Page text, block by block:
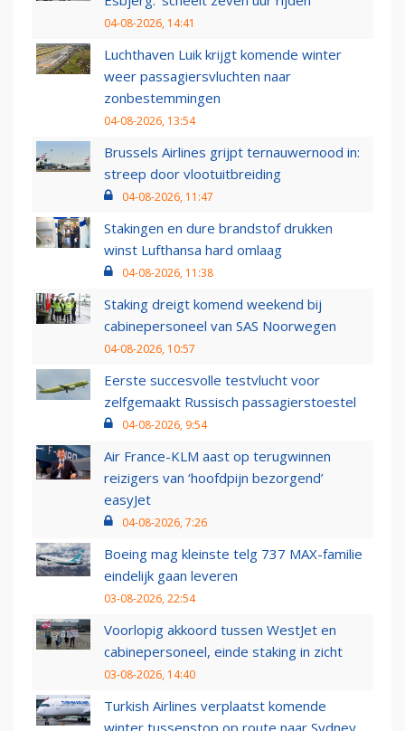
04-08-2026, 14:41
Luchthaven Luik krijgt komende winter
weer passagiersvluchten naar
zonbestemmingen
04-08-2026, 13:54
Brussels Airlines grijpt ternauwernood in:
streep door vlootuitbreiding
04-08-2026, 11:47
Stakingen en dure brandstof drukken
winst Lufthansa hard omlaag
04-08-2026, 11:38
Staking dreigt komend weekend bij
cabinepersoneel van SAS Noorwegen
04-08-2026, 10:57
Eerste succesvolle testvlucht voor
zelfgemaakt Russisch passagierstoestel
04-08-2026, 9:54
Air France-KLM aast op terugwinnen
reizigers van ‘hoofdpijn bezorgend’
easyJet
04-08-2026, 7:26
Boeing mag kleinste telg 737 MAX-familie
eindelijk gaan leveren
03-08-2026, 22:54
Voorlopig akkoord tussen WestJet en
cabinepersoneel, einde staking in zicht
03-08-2026, 14:40
Turkish Airlines verplaatst komende
winter tussenstop op route naar Sydney